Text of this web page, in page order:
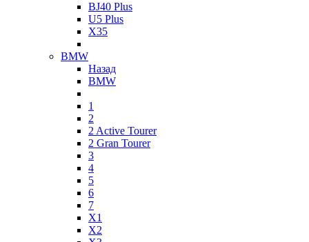
BJ40 Plus
U5 Plus
X35
BMW
Назад
BMW
1
2
2 Active Tourer
2 Gran Tourer
3
4
5
6
7
X1
X2